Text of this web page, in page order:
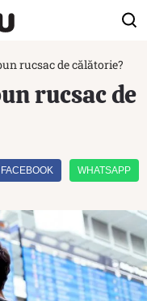
rucsac de călătorie?
rucsac de
FACEBOOK WHATSAPP